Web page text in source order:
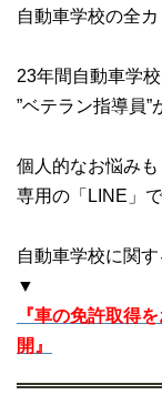
自動車学校の全
23年間自動車学
”ベテラン指導員”
個人的なお悩みも
専用の「LINE」
自動車学校に関
▼
『車の免許取得
開』